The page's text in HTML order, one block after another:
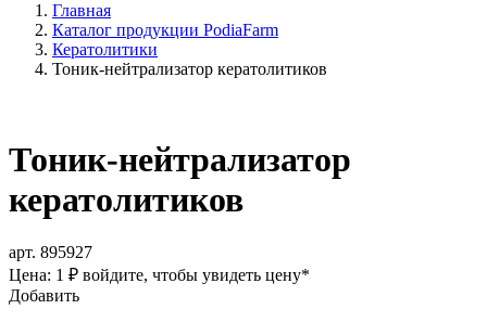
Главная
Каталог продукции PodiaFarm
Кератолитики
Тоник-нейтрализатор кератолитиков
Тоник-нейтрализатор
кератолитиков
арт. 895927
Цена: 1 ₽ войдите, чтобы увидеть цену*
Добавить